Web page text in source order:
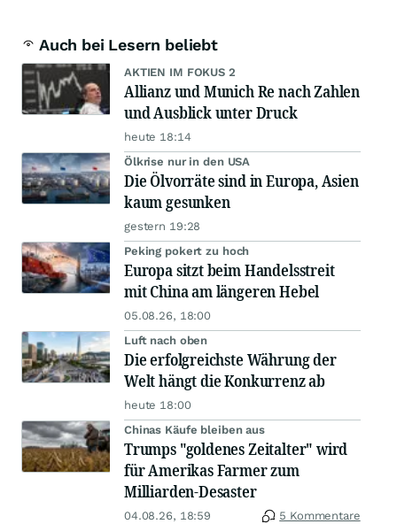
Auch bei Lesern beliebt
AKTIEN IM FOKUS 2
Allianz und Munich Re nach Zahlen
und Ausblick unter Druck
heute 18:14
Ölkrise nur in den USA
Die Ölvorräte sind in Europa, Asien
kaum gesunken
gestern 19:28
Peking pokert zu hoch
Europa sitzt beim Handelsstreit
mit China am längeren Hebel
05.08.26, 18:00
Luft nach oben
Die erfolgreichste Währung der
Welt hängt die Konkurrenz ab
heute 18:00
Chinas Käufe bleiben aus
Trumps "goldenes Zeitalter" wird
für Amerikas Farmer zum
Milliarden-Desaster
04.08.26, 18:59 5 Kommentare